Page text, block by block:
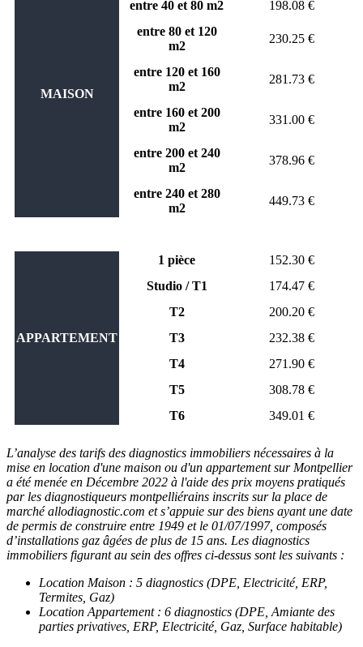
MAISON
entre 40 et 80 m2
198.08 €
entre 80 et 120
m2
230.25 €
entre 120 et 160
m2
281.73 €
entre 160 et 200
m2
331.00 €
entre 200 et 240
m2
378.96 €
entre 240 et 280
m2
449.73 €
APPARTEMENT
1 pièce
152.30 €
Studio / T1
174.47 €
T2
200.20 €
T3
232.38 €
T4
271.90 €
T5
308.78 €
T6
349.01 €
L’analyse des tarifs des diagnostics immobiliers nécessaires à la
mise en location d'une maison ou d'un appartement sur Montpellier
a été menée en Décembre 2022 à l'aide des prix moyens pratiqués
par les diagnostiqueurs montpelliérains inscrits sur la place de
marché allodiagnostic.com et s’appuie sur des biens ayant une date
de permis de construire entre 1949 et le 01/07/1997, composés
d’installations gaz âgées de plus de 15 ans. Les diagnostics
immobiliers figurant au sein des offres ci-dessus sont les suivants :
Location Maison : 5 diagnostics (DPE, Electricité, ERP,
Termites, Gaz)
Location Appartement : 6 diagnostics (DPE, Amiante des
parties privatives, ERP, Electricité, Gaz, Surface habitable)